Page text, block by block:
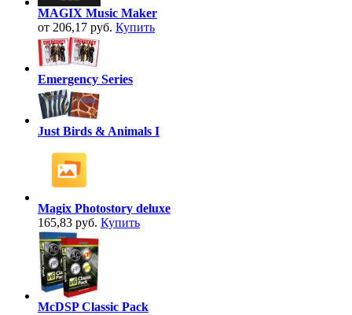
MAGIX Music Maker
от 206,17 руб. Купить
Emergency Series
Just Birds & Animals I
Magix Photostory deluxe
165,83 руб. Купить
McDSP Classic Pack